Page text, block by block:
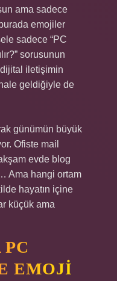
ama sadece
emojiler
sadece “PC
sorusunun
iletişimin
geldiğiyle de
günümün büyük
Ofiste mail
evde blog
Ama hangi ortam
hayatın içine
küçük ama
EMOJI